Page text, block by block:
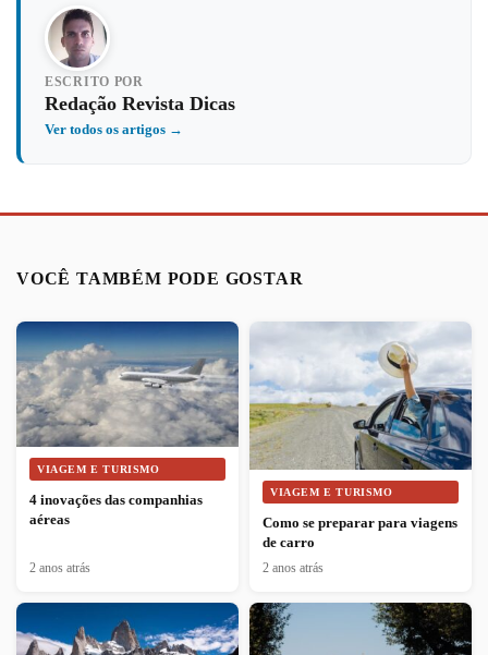
ESCRITO POR
Redação Revista Dicas
Ver todos os artigos →
VOCÊ TAMBÉM PODE GOSTAR
VIAGEM E TURISMO
4 inovações das companhias
aéreas
2 anos atrás
VIAGEM E TURISMO
Como se preparar para viagens
de carro
2 anos atrás